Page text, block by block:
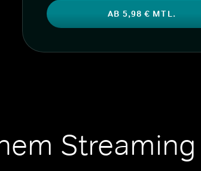
AB 5,98 € MTL.